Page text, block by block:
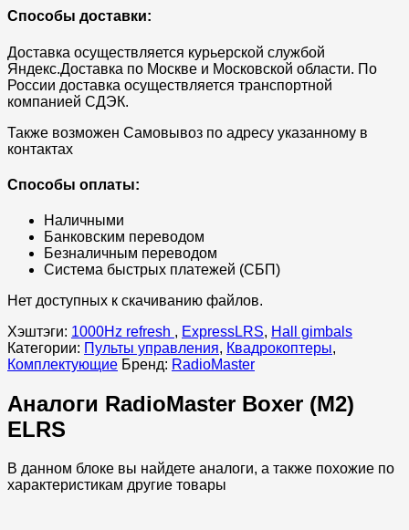
Способы доставки:
Доставка осуществляется курьерской службой
Яндекс.Доставка по Москве и Московской области. По
России доставка осуществляется транспортной
компанией СДЭК.
Также возможен Самовывоз по адресу указанному в
контактах
Способы оплаты:
Наличными
Банковским переводом
Безналичным переводом
Система быстрых платежей (СБП)
Нет доступных к скачиванию файлов.
Хэштэги: 1000Hz refresh ​ , ExpressLRS, Hall gimbals
Категории: Пульты управления, Квадрокоптеры,
Комплектующие Бренд: RadioMaster
Аналоги RadioMaster Boxer (M2)
ELRS
В данном блоке вы найдете аналоги, а также похожие по
характеристикам другие товары